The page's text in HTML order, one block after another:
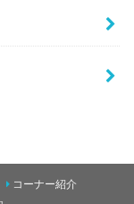
コーナー紹介